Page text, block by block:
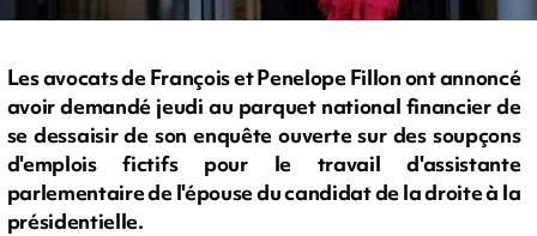
Les avocats de François et Penelope Fillon ont annoncé
avoir demandé jeudi au parquet national financier de
se dessaisir de son enquête ouverte sur des soupçons
d'emplois fictifs pour le travail d'assistante
parlementaire de l'épouse du candidat de la droite à la
présidentielle.